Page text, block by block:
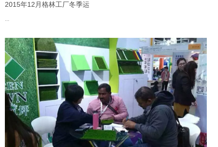
2015年12月格林工厂冬季运
...